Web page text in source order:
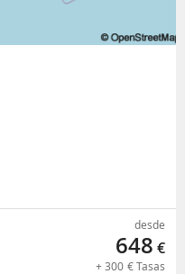
desde
648 €
+ 300 €Tasas